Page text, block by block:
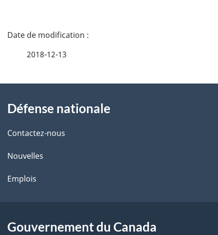
D
i
l
s
d
l
2018-12-13
propos
de
ce
site
Défense nationale
Contactez-nous
Nouvelles
Emplois
Gouvernement du Canada